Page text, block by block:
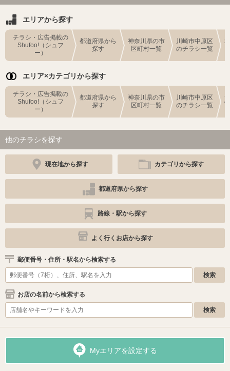
エリアから探す
チラシ・広告掲載の
Shufoo!（シュフ
ー）
都道府県から
探す
神奈川県の市
区町村一覧
川崎市中原区
のチラシ一覧
エリア×カテゴリから探す
チラシ・広告掲載の
Shufoo!（シュフ
ー）
都道府県から
探す
神奈川県の市
区町村一覧
川崎市中原区
のチラシ一覧
他のチラシを探す
現在地から探す カテゴリから探す
都道府県から探す
路線・駅から探す
よく行くお店から探す
郵便番号・住所・駅名から検索する
お店の名前から検索する
Myエリアを設定する